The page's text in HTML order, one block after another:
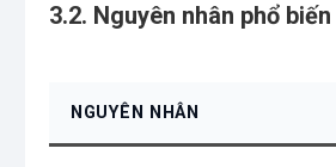
3.2. Nguyên nhân phổ biến
NGUYÊN NHÂN